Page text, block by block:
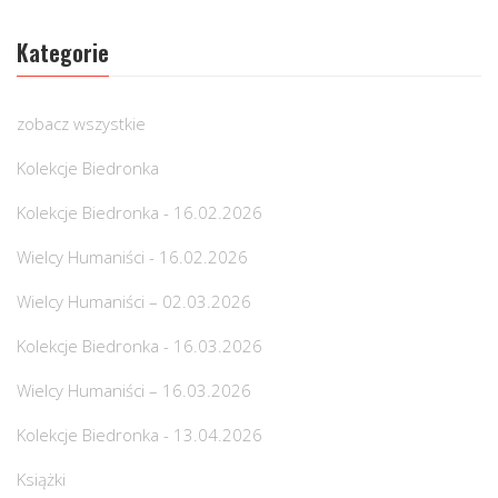
Kategorie
zobacz wszystkie
Kolekcje Biedronka
Kolekcje Biedronka - 16.02.2026
Wielcy Humaniści - 16.02.2026
Wielcy Humaniści – 02.03.2026
Kolekcje Biedronka - 16.03.2026
Wielcy Humaniści – 16.03.2026
Kolekcje Biedronka - 13.04.2026
Książki